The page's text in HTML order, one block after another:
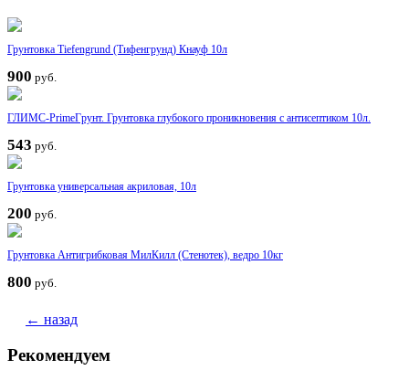
Грунтовка Tiefengrund (Тифенгрунд) Кнауф 10л
900 руб.
ГЛИMC-PrimeГpунт. Грунтовка глубoкoгo пpoникнoвeния с антисептиком 10л.
543 руб.
Грунтовка универсальная акриловая, 10л
200 руб.
Грунтовка Антигрибковая МилКилл (Стенотек), ведро 10кг
800 руб.
← назад
Рекомендуем